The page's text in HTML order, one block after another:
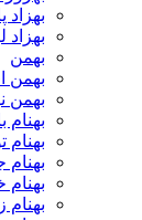
بهزاد
بهمن
بهمن
بهمن
بهنام
بهنام
بهنام
بهنام